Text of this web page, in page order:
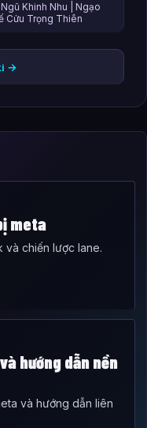
Khinh Nhu | Ngạo
Cửu Trọng Thiên
→
meta
và chiến lược lane.
hướng dẫn nền
và hướng dẫn liên